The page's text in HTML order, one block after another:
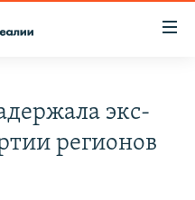
экс-
регионов